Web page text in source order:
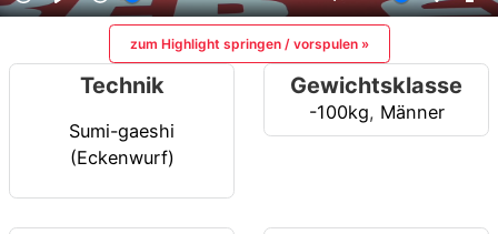
zum Highlight springen / vorspulen »
Technik
Sumi-gaeshi
(Eckenwurf)
Gewichtsklasse
-100kg, Männer